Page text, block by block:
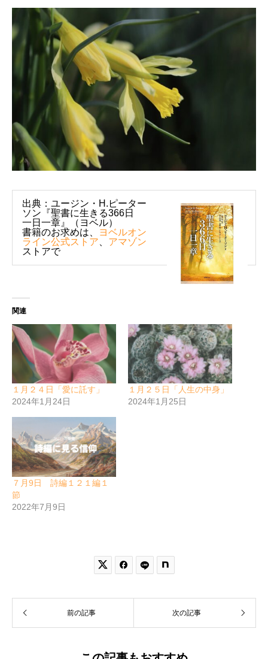
出典：ユージン・H.ピーター
ソン『聖書に生きる366日
一日一章』（ヨベル）
書籍のお求めは、
ヨベルオン
ライン公式ストア
アマゾン
ストアで
関連
１月２４日「愛に託す」
2024年1月24日
１月２５日「人生の中身」
2024年1月25日
７月9日 詩編１２１編１
節
2022年7月9日
 
前の記事 次の記事